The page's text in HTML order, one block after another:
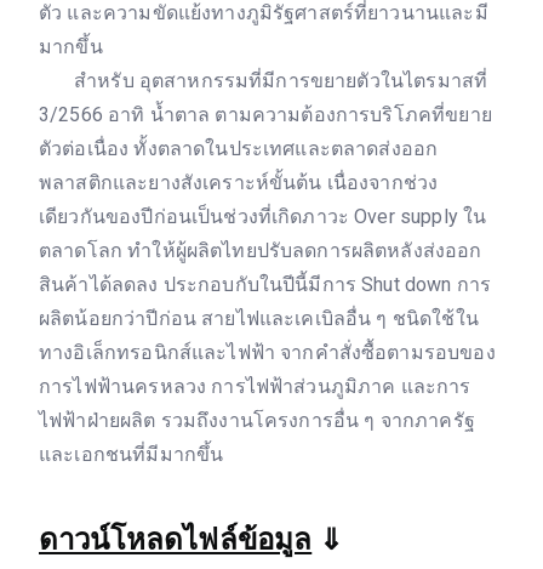
ตัว และความขัดแย้งทางภูมิรัฐศาสตร์ที่ยาวนานและมี
มากขึ้น
สำหรับ อุตสาหกรรมที่มีการขยายตัวในไตรมาสที่
3/2566 อาทิ น้ำตาล ตามความต้องการบริโภคที่ขยาย
ตัวต่อเนื่อง ทั้งตลาดในประเทศและตลาดส่งออก
พลาสติกและยางสังเคราะห์ขั้นต้น เนื่องจากช่วง
เดียวกันของปีก่อนเป็นช่วงที่เกิดภาวะ Over supply ใน
ตลาดโลก ทำให้ผู้ผลิตไทยปรับลดการผลิตหลังส่งออก
สินค้าได้ลดลง ประกอบกับในปีนี้มีการ Shut down การ
ผลิตน้อยกว่าปีก่อน สายไฟและเคเบิลอื่น ๆ ชนิดใช้ใน
ทางอิเล็กทรอนิกส์และไฟฟ้า จากคำสั่งซื้อตามรอบของ
การไฟฟ้านครหลวง การไฟฟ้าส่วนภูมิภาค และการ
ไฟฟ้าฝ่ายผลิต รวมถึงงานโครงการอื่น ๆ จากภาครัฐ
และเอกชนที่มีมากขึ้น
ดาวน์โหลดไฟล์ข้อมูล ⇓